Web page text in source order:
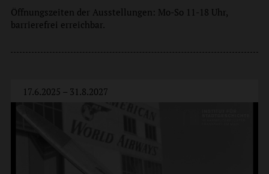
Öffnungszeiten der Ausstellungen: Mo-So 11-18 Uhr,
barrierefrei erreichbar.
17.6.2025 – 31.8.2027